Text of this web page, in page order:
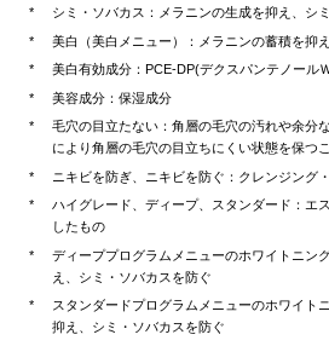
シミ・ソバカス：メラニンの生成を抑え、シ
美白（美白メニュー）：メラニンの蓄積を抑
美白有効成分：PCE-DP(デクスパンテノール
美容成分：保湿成分
毛穴の目立たない：角層の毛穴の汚れや余分
により角層の毛穴の目立ちにくい状態を保つ
ニキビを防ぎ、ニキビを防ぐ：クレンジング
ハイグレード、ディープ、スタンダード：エ
したもの
ディーププログラムメニューのホワイトニン
え、シミ・ソバカスを防ぐ
スタンダードプログラムメニューのホワイト
抑え、シミ・ソバカスを防ぐ